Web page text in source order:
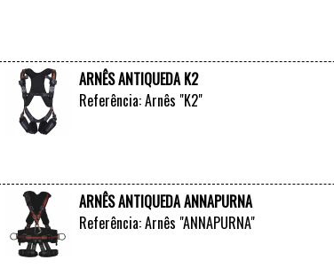
ARNÊS ANTIQUEDA K2
Referência: Arnês "K2"
ARNÊS ANTIQUEDA ANNAPURNA
Referência: Arnês "ANNAPURNA"